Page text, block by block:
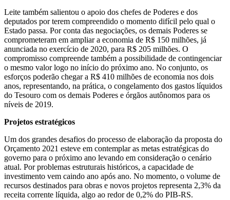
Leite também salientou o apoio dos chefes de Poderes e dos
deputados por terem compreendido o momento difícil pelo qual o
Estado passa. Por conta das negociações, os demais Poderes se
comprometeram em ampliar a economia de R$ 150 milhões, já
anunciada no exercício de 2020, para R$ 205 milhões. O
compromisso compreende também a possibilidade de contingenciar
o mesmo valor logo no início do próximo ano. No conjunto, os
esforços poderão chegar a R$ 410 milhões de economia nos dois
anos, representando, na prática, o congelamento dos gastos líquidos
do Tesouro com os demais Poderes e órgãos autônomos para os
níveis de 2019.
Projetos estratégicos
Um dos grandes desafios do processo de elaboração da proposta do
Orçamento 2021 esteve em contemplar as metas estratégicas do
governo para o próximo ano levando em consideração o cenário
atual. Por problemas estruturais históricos, a capacidade de
investimento vem caindo ano após ano. No momento, o volume de
recursos destinados para obras e novos projetos representa 2,3% da
receita corrente líquida, algo ao redor de 0,2% do PIB-RS.